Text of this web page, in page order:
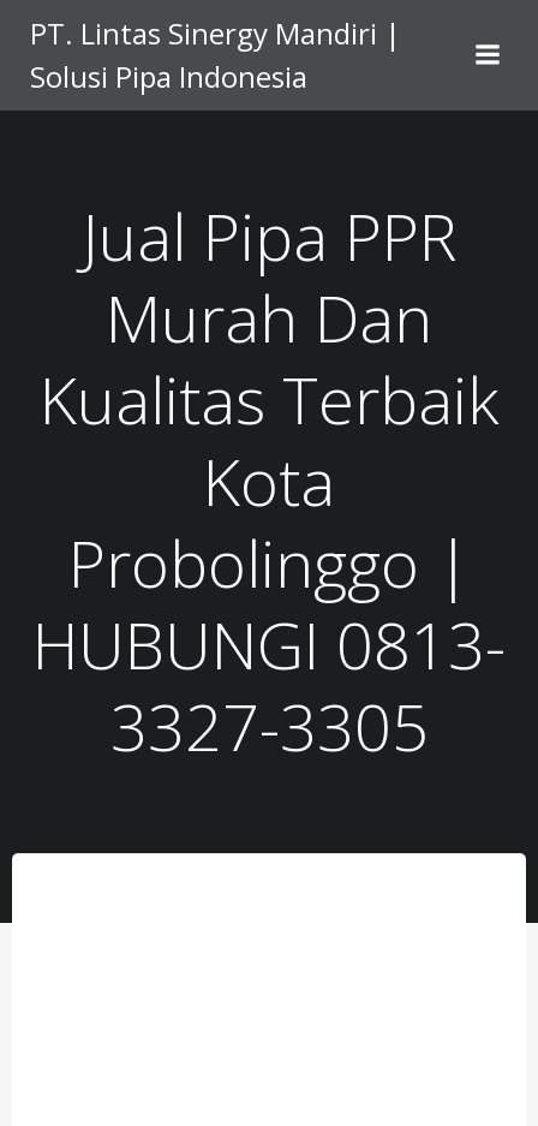
to
content
PT. Lintas Sinergy Mandiri |
Solusi Pipa Indonesia
Jual Pipa PPR
Murah Dan
Kualitas Terbaik
Kota
Probolinggo |
HUBUNGI 0813-
3327-3305